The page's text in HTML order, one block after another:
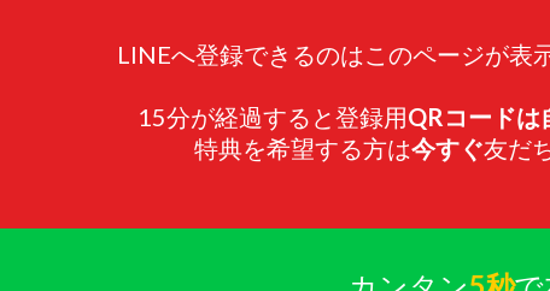
LINEへ登録できるのはこのページが表
15分が経過すると登録用QRコードは
特典を希望する方は今すぐ友だ